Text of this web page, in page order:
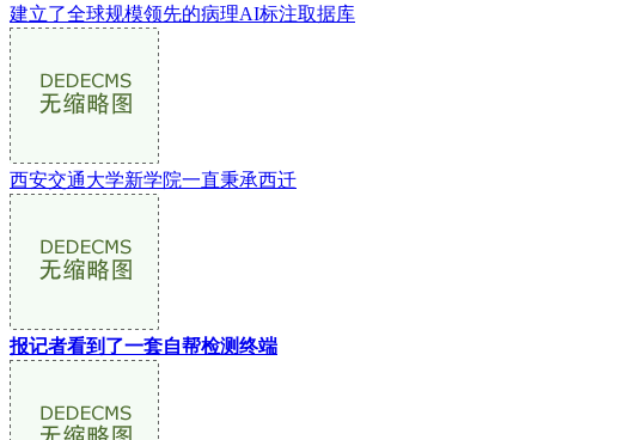
建立了全球规模领先的病理AI标注取据库
西安交通大学新学院一直秉承西迁
报记者看到了一套自帮检测终端